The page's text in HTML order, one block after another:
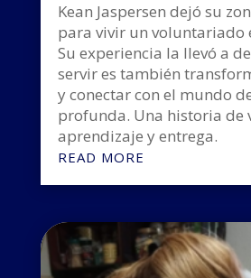
Kean Jaspersen dejó su
para vivir un voluntariado
Su experiencia la llevó a
servir es también
y conectar con el mundo
profunda. Una historia de
aprendizaje y entrega.
READ MORE